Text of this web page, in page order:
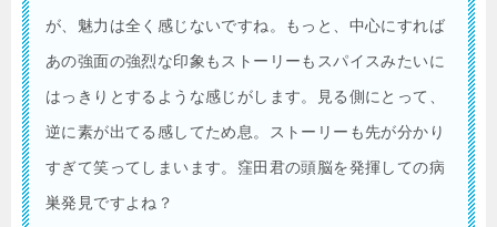
が、魅力は全く感じないですね。もっと、中心にすれば
あの強面の強烈な印象もストーリーもスパイスみたいに
はっきりとするような感じがします。見る側にとって、
逆に素が出てる感してため息。ストーリーも先が分かり
すぎて笑ってしまいます。窪田君の頭脳を発揮しての病
巣発見ですよね？